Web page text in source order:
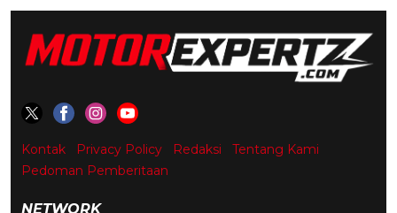
Kontak Privacy Policy Redaksi
Tentang Kami
Pedoman Pemberitaan
NETWORK